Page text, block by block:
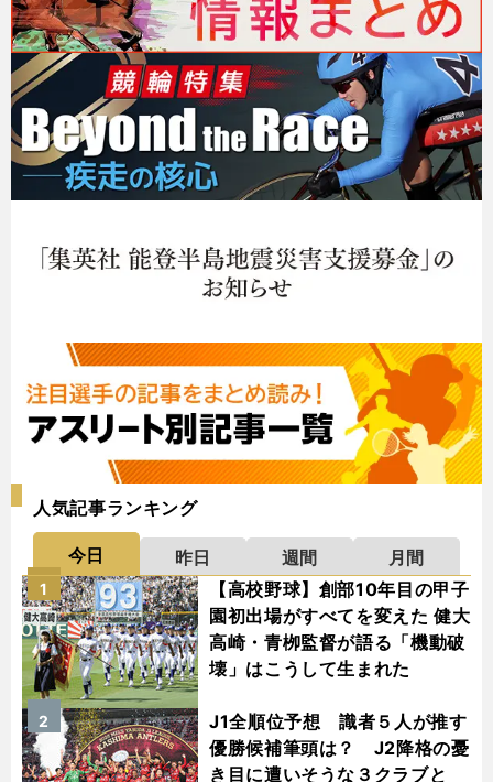
人気記事ランキング
今日 昨日 週間
月間
【高校野球】創部10年目の甲子
園初出場がすべてを変えた 健大
高崎・青栁監督が語る「機動破
壊」はこうして生まれた
1
J1全順位予想 識者５人が推す
優勝候補筆頭は？ J2降格の憂
き目に遭いそうな３クラブと
2